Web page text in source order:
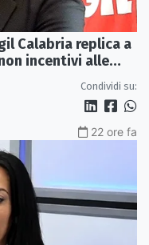
Calabria replica a
incentivi alle
Condividi su:
22 ore fa